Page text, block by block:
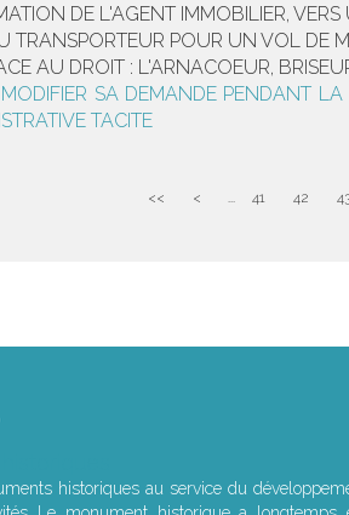
DE L'AGENT IMMOBILIER,
TRANSPORTEUR POUR UN VOL DE
AU DROIT : L'ARNACOEUR,
SA DEMANDE PENDANT
TACITE
<< < ... 41 42
historiques au service du